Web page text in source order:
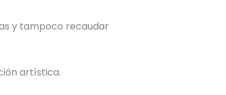
y tampoco recaudar
artística.